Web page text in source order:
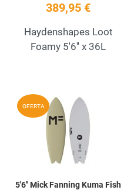
389,95 €
Haydenshapes Loot
Foamy 5'6'' x 36L
Add to Wishlist
OFERTA
5'6'' Mick Fanning Kuma Fish